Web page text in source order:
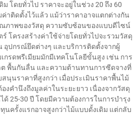
โดยทั่วไป ราคาจะอยู่ในช่วง 20 ถึง 60
าติดตั้งไว้แล้ว แม้ว่าราคาอาจแตกต่างกัน
ภาพของวัสดุ ความซับซ้อนของแบบดีไซน์
โครงสร้างค่าใช้จ่ายโดยทั่วไปจะรวมวัสดุ
อุปกรณ์ยึดต่างๆ และบริการติดตั้งจากผู้
กรดพรีเมียมมักมีเทคโนโลยีขั้นสูง เช่น การ
ต พื้นกันลื่น และความต้านทานการซีดจางที่
นุนราคาที่สูงกว่า เมื่อประเมินราคาพื้นไม้
งคำนึงถึงมูลค่าในระยะยาว เนื่องจากวัสดุ
25-30 ปี โดยมีความต้องการในการบำรุง
ทุนครั้งแรกอาจสูงกว่าไม้แบบดั้งเดิม แต่กลับ